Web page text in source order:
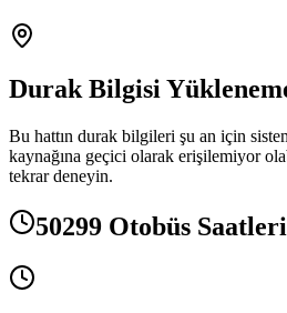
Durak Bilgisi
Bu hattın durak bilgileri şu an için
kaynağına geçici olarak erişilemiyor
tekrar deneyin.
50299 Otobüs Saatleri